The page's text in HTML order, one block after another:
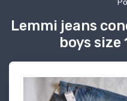
Lemmi jeans
boys size